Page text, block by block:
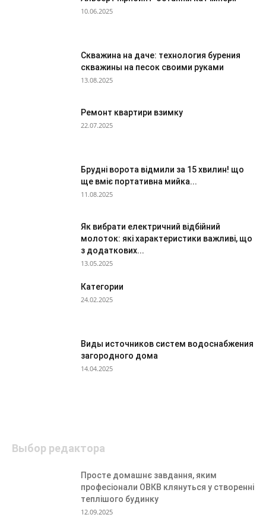
10.06.2025
Скважина на даче: технология бурения
скважины на песок своими руками
13.08.2025
Ремонт квартири взимку
22.07.2025
Брудні ворота відмили за 15 хвилин! що
ще вміє портативна мийка...
11.08.2025
Як вибрати електричний відбійний
молоток: які характеристики важливі, що
з додаткових...
13.05.2025
Категории
24.02.2025
Виды источников систем водоснабжения
загородного дома
14.04.2025
Выбор редактора
Просте домашнє завдання, яким
професіонали ОВКВ клянуться у створенні
теплішого будинку
12.09.2025